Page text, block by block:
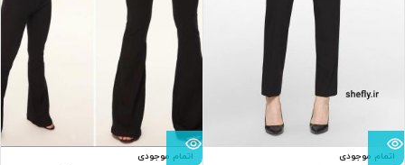
اتمام موجودی اتمام موجودی